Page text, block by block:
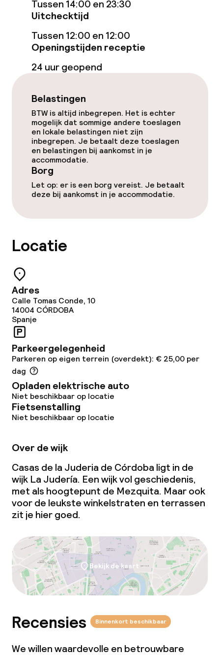
Zoetwater buitenzwembad
Parasols
Hot tub
Spacentrum
Massage
Fitnessruimte / gym
Entertainment
Game-kamer
Eet- en drinkgelegenheden
Restaurant
Bar
Eet- en drinkdiensten
Ontbijtbuffet
Lunch à la carte
Diner à la carte
Roomservice
Faciliteiten en diensten voor kinderen
Babysitservice
Wasfaciliteiten (wasmachine)
Tussen 14:00 en 23:30
Uitchecktijd
Tussen 12:00 en 12:00
Openingstijden receptie
24 uur geopend
Belastingen
BTW is altijd inbegrepen. Het is echter
mogelijk dat sommige andere toeslagen
en lokale belastingen niet zijn
inbegrepen. Je betaalt deze toeslagen
en belastingen bij aankomst in je
accommodatie.
Borg
Let op: er is een borg vereist. Je betaalt
deze bij aankomst in je accommodatie.
Locatie
Adres
Calle Tomas Conde, 10
14004 CÓRDOBA
Spanje
Parkeergelegenheid
Parkeren op eigen terrein (overdekt): € 25,00 per
dag
Opladen elektrische auto
Niet beschikbaar op locatie
Fietsenstalling
Niet beschikbaar op locatie
Over de wijk
Casas de la Juderia de Córdoba ligt in de
wijk La Judería. Een wijk vol geschiedenis,
met als hoogtepunt de Mezquita. Maar ook
voor de leukste winkelstraten en terrassen
zit je hier goed.
Bekijk de kaart
Recensies Binnenkort beschikbaar
We willen waardevolle en betrouwbare